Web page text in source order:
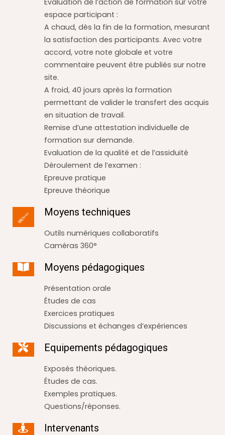
Evaluation de l’action de formation sur votre
espace participant :
A chaud, dès la fin de la formation, mesurant
la satisfaction des participants. Avec votre
accord, votre note globale et votre
commentaire peuvent être publiés sur notre
site.
A froid, 40 jours après la formation
permettant de valider le transfert des acquis
en situation de travail.
Remise d’une attestation individuelle de
formation sur demande.
Evaluation de la qualité et de l’assiduité
Déroulement de l’examen :
Epreuve pratique
Epreuve théorique
Moyens techniques
Outils numériques collaboratifs
Caméras 360°
Moyens pédagogiques
Présentation orale
Études de cas
Exercices pratiques
Discussions et échanges d’expériences
Equipements pédagogiques
Exposés théoriques.
Études de cas.
Exemples pratiques.
Questions/réponses.
Intervenants